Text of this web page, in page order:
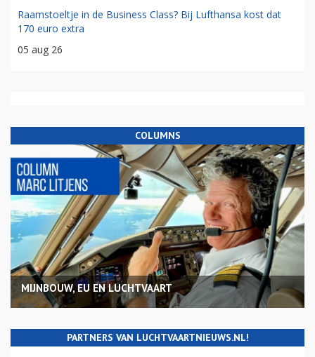
Raamstoeltje in de Business Class? Bij Lufthansa kost dat
170 euro extra
05 aug 26
COLUMNS
MIJNBOUW, EU EN LUCHTVAART
PARTNERS VAN LUCHTVAARTNIEUWS.NL!